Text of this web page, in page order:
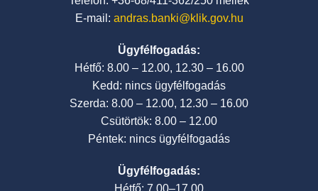
E-mail: andras.banki@klik.gov.hu
Ügyfélfogadás:
Hétfő: 8.00 – 12.00, 12.30 – 16.00
Kedd: nincs ügyfélfogadás
Szerda: 8.00 – 12.00, 12.30 – 16.00
Csütörtök: 8.00 – 12.00
Péntek: nincs ügyfélfogadás
Ügyfélfogadás:
Hétfő: 7.00–17.00